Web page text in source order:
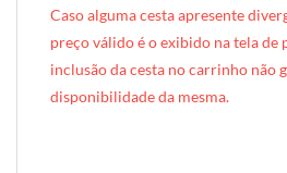
Caso alguma cesta apresente
preço válido é o exibido na tela de
inclusão da cesta no carrinho não
disponibilidade da mesma.